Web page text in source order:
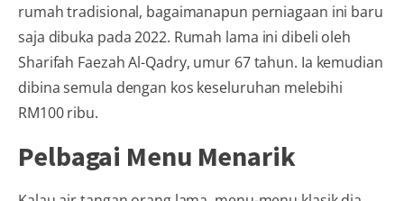
rumah tradisional, bagaimanapun perniagaan ini baru
saja dibuka pada 2022. Rumah lama ini dibeli oleh
Sharifah Faezah Al-Qadry, umur 67 tahun. Ia kemudian
dibina semula dengan kos keseluruhan melebihi
RM100 ribu.
Pelbagai Menu Menarik